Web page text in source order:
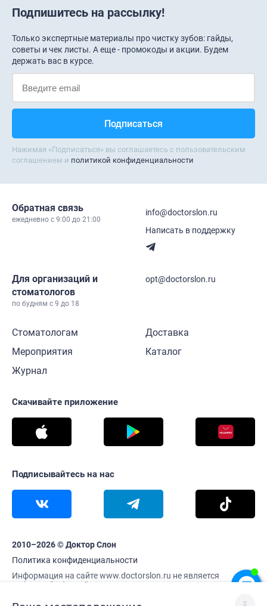
Подпишитесь на рассылку!
Только экспертные материалы про чистку зубов: гайды,
советы и чек листы. А еще - промокоды и акции. Будем
держать вас в курсе.
Нажимая «Подписаться» вы соглашаетесь с пользовательским
соглашением и политикой конфиденциальности
Обратная связь
ежедневно c 9:00 до 21:00
info@doctorslon.ru
Написать в поддержку
Для организаций и
стоматологов
по будням с 9 до 18
opt@doctorslon.ru
Стоматологам
Мероприятия
Журнал
Доставка
Каталог
Скачивайте приложение
Подписывайтесь на нас
2010–2026 © Доктор Слон
Политика конфиденциальности
Информация на сайте www.doctorslon.ru не является
публичной офертой